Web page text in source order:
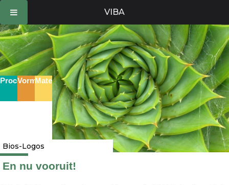
VIBA
de
inhoud
ProcesVormMaterie
Bios-Logos
En nu vooruit!